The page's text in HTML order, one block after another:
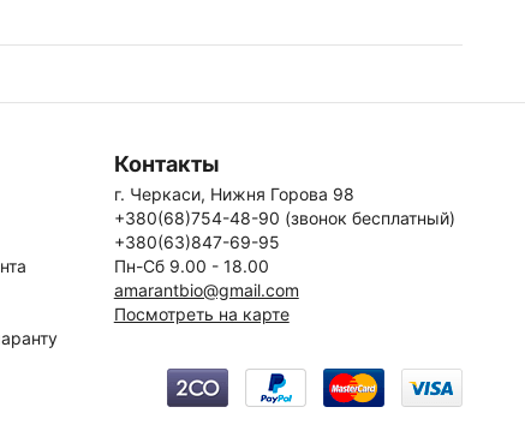
Контакты
г. Черкаси, Нижня Горова 98
+380(68)754-48-90 (звонок бесплатный)
+380(63)847-69-95
Пн-Сб 9.00 - 18.00
amarantbio@gmail.com
Посмотреть на карте